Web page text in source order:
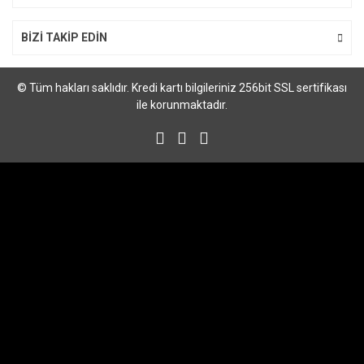
BİZİ TAKİP EDİN
© Tüm hakları saklıdır. Kredi kartı bilgileriniz 256bit SSL sertifikası
ile korunmaktadır.